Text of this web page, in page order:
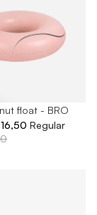
float - BRO
Regular